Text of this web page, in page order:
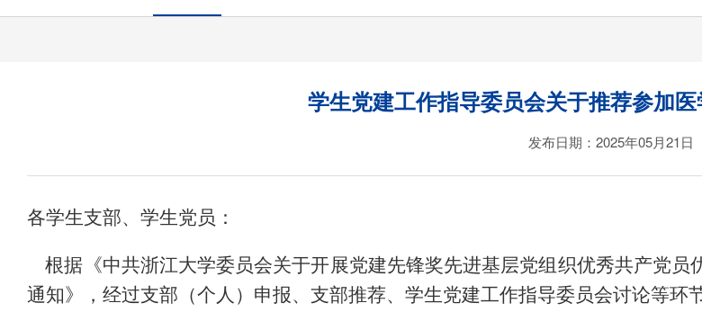
学生党建工作指导委员会关于推荐参加
发布日期：2025年05月21日
各学生支部、学生党员 ：
根据 《中共浙江大学委员会关于开展党建先锋奖先进基层党组织优秀共产党员
通知》 ，经过支部（个人）申报、 支部推荐、学生党建工作指导委员会讨论等环